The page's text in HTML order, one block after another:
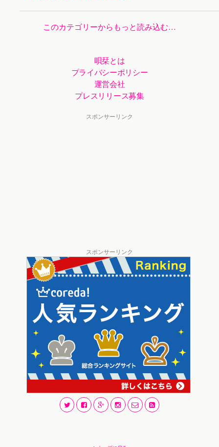
このカテゴリーからもっと読み込む…
唄栞とは
プライバシーポリシー
運営会社
プレスリリース募集
スポンサーリンク
スポンサーリンク